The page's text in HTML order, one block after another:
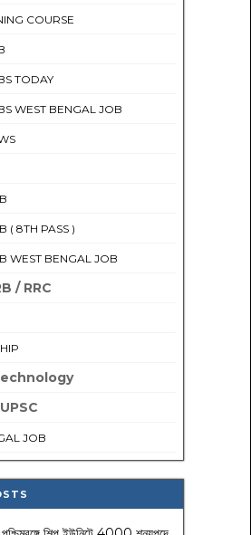
COURSE
TODAY
WEST BENGAL JOB
( 8TH PASS )
WEST BENGAL JOB
/ RRC
JOB